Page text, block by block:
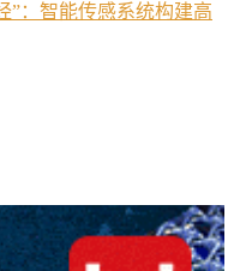
”：智能传感系统构建高